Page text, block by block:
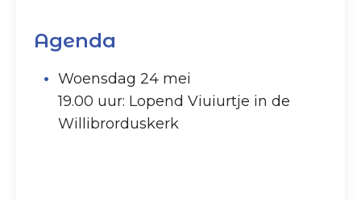
Agenda
Woensdag 24 mei
19.00 uur: Lopend Viuiurtje in de
Willibrorduskerk